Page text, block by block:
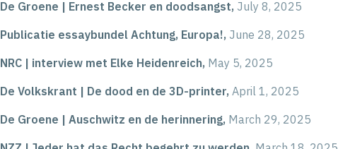
De Groene | Ernest Becker en doodsangst, July 8, 2025
Publicatie essaybundel Achtung, Europa!, June 28, 2025
NRC | interview met Elke Heidenreich, May 5, 2025
De Volkskrant | De dood en de 3D-printer, April 1, 2025
De Groene | Auschwitz en de herinnering, March 29, 2025